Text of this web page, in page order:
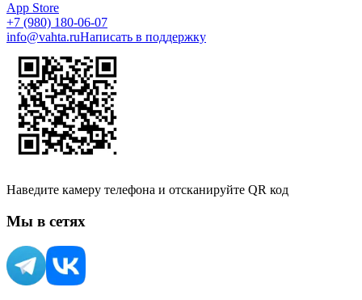
App Store
+7 (980) 180-06-07
info@vahta.ruНаписать в поддержку
Наведите камеру телефона и отсканируйте QR код
Мы в сетях